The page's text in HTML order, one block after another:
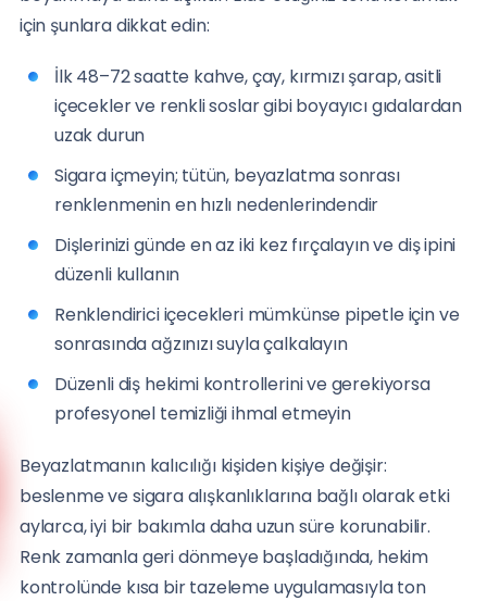
için şunlara dikkat edin:
İlk 48–72 saatte kahve, çay, kırmızı şarap, asitli
içecekler ve renkli soslar gibi boyayıcı gıdalardan
uzak durun
Sigara içmeyin; tütün, beyazlatma sonrası
renklenmenin en hızlı nedenlerindendir
Dişlerinizi günde en az iki kez fırçalayın ve diş ipini
düzenli kullanın
Renklendirici içecekleri mümkünse pipetle için ve
sonrasında ağzınızı suyla çalkalayın
Düzenli diş hekimi kontrollerini ve gerekiyorsa
profesyonel temizliği ihmal etmeyin
Beyazlatmanın kalıcılığı kişiden kişiye değişir:
beslenme ve sigara alışkanlıklarına bağlı olarak etki
aylarca, iyi bir bakımla daha uzun süre korunabilir.
Renk zamanla geri dönmeye başladığında, hekim
kontrolünde kısa bir tazeleme uygulamasıyla ton
Anadolu Yakası
(0216) 648 22 80
Avrupa Yakası
(0212) 909 88 80